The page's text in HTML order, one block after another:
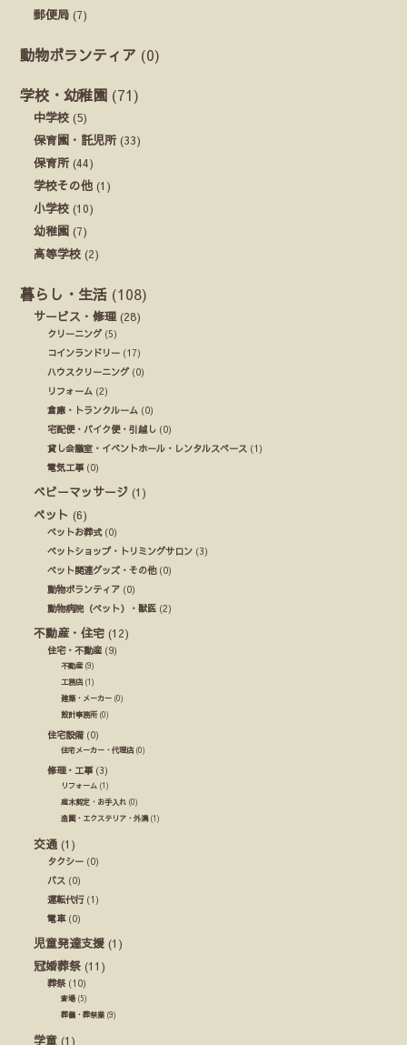
郵便局 (7)
動物ボランティア (0)
学校・幼稚園 (71)
中学校 (5)
保育園・託児所(33)
保育所(44)
学校その他 (1)
小学校 (10)
幼稚園 (7)
高等学校 (2)
暮らし・生活 (108)
サービス・修理 (28)
クリーニング(5)
コインランドリー (17)
ハウスクリーニング(0)
リフォーム (2)
倉庫・トランクルーム (0)
宅配便・バイク便・引越し (0)
貸し会議室・イベントホール・レンタルスペース (1)
電気工事(0)
ベビーマッサージ (1)
ペット (6)
ペットお葬式(0)
ペットショップ・トリミングサロン (3)
ペット関連グッズ・その他(0)
動物ボランティア (0)
動物病院（ペット）・獣医 (2)
不動産・住宅 (12)
住宅・不動産 (9)
不動産 (9)
工務店 (1)
建築・メーカー (0)
設計事務所(0)
住宅設備(0)
住宅メーカー・代理店 (0)
修理・工事(3)
リフォーム (1)
庭木剪定・お手入れ (0)
造園・エクステリア・外溝(1)
交通 (1)
タクシー (0)
バス (0)
運転代行(1)
電車(0)
児童発達支援 (1)
冠婚葬祭 (11)
葬祭(10)
斎場(5)
葬儀・葬祭業 (9)
学童 (1)